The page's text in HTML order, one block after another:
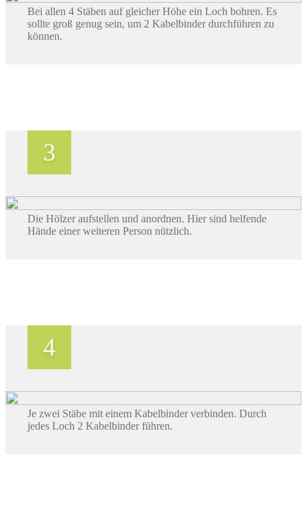
Bei allen 4 Stäben auf gleicher Höhe ein Loch bohren. Es
sollte groß genug sein, um 2 Kabelbinder durchführen zu
können.
Die Hölzer aufstellen und anordnen. Hier sind helfende
Hände einer weiteren Person nützlich.
Je zwei Stäbe mit einem Kabelbinder verbinden. Durch
jedes Loch 2 Kabelbinder führen.